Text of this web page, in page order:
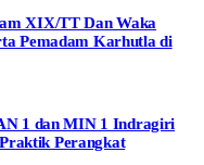
XIX/TT Dan Waka
Pemadam Karhutla di
1 dan MIN 1 Indragiri
Perangkat